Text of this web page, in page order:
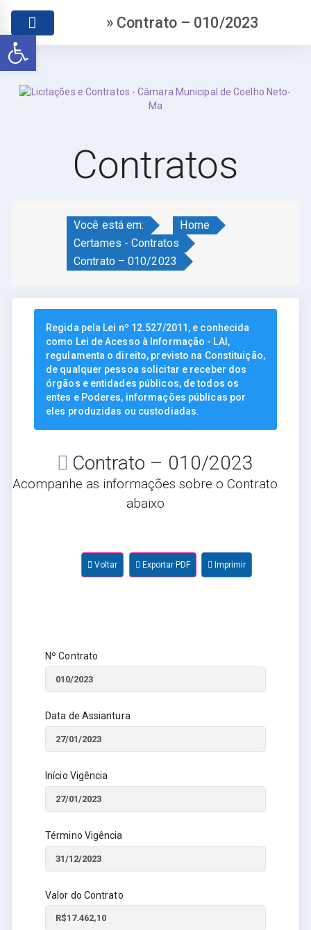
» Contrato – 010/2023
Contratos
Você está em:
Home
Certames - Contratos
Contrato – 010/2023
Regida pela Lei nº 12.527/2011, e conhecida
como Lei de Acesso à Informação - LAI,
regulamenta o direito, previsto na Constituição,
de qualquer pessoa solicitar e receber dos
órgãos e entidades públicos, de todos os
entes e Poderes, informações públicas por
eles produzidas ou custodiadas.
Contrato – 010/2023
Acompanhe as informações sobre o Contrato
abaixo
Voltar Exportar PDF Imprimir
Nº Contrato
Data de Assiantura
Início Vigência
Término Vigência
Valor do Contrato
Abrir a barra de ferramentas